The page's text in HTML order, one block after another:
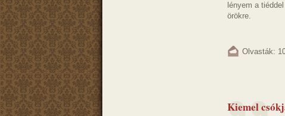
lényem a tiéddel
örökre.
Olvasták:
Kiemel